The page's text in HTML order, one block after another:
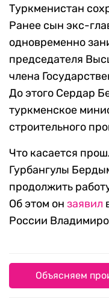
Туркменистан
Ранее сын экс-
одновременно
председателя
члена
До этого Сердар
туркменское
строительного
Что касается
Гурбангулы
продолжить
Об этом он заявил
России
Объясняем